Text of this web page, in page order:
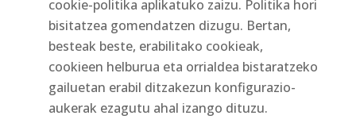
cookie-politika aplikatuko zaizu. Politika hori
bisitatzea gomendatzen dizugu. Bertan,
besteak beste, erabilitako cookieak,
cookieen helburua eta orrialdea bistaratzeko
gailuetan erabil ditzakezun konfigurazio-
aukerak ezagutu ahal izango dituzu.